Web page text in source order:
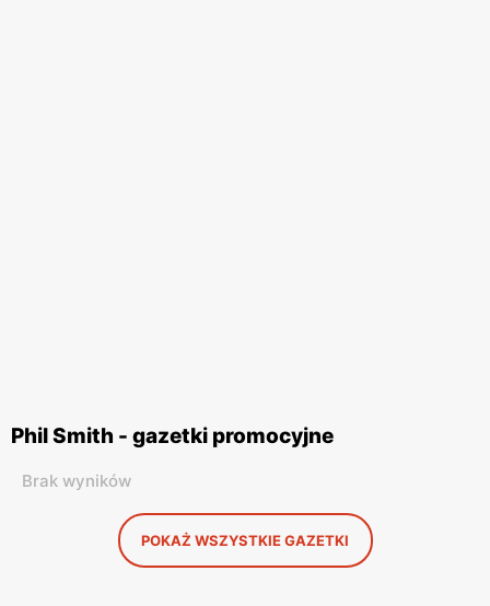
Phil Smith - gazetki promocyjne
Brak wyników
POKAŻ WSZYSTKIE GAZETKI